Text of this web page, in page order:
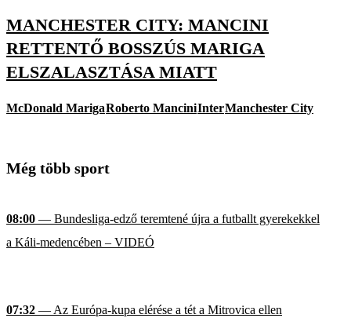
MANCHESTER CITY: MANCINI
RETTENTŐ BOSSZÚS MARIGA
ELSZALASZTÁSA MIATT
McDonald MarigaRoberto ManciniInterManchester City
Még több sport
08:00 — Bundesliga-edző teremtené újra a futballt gyerekekkel
a Káli-medencében – VIDEÓ
07:32 — Az Európa-kupa elérése a tét a Mitrovica ellen